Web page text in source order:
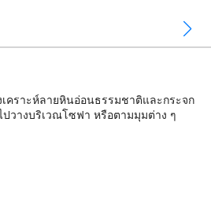
คราะห์ลายหินอ่อนธรรมชาติและกระจก
วางบริเวณโซฟา หรือตามมุมต่าง ๆ